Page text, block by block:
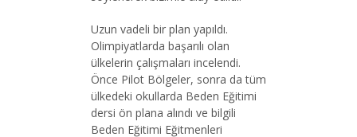
Uzun vadeli bir plan yapıldı.
Olimpiyatlarda başarılı olan
ülkelerin çalışmaları incelendi.
Önce Pilot Bölgeler, sonra da tüm
ülkedeki okullarda Beden Eğitimi
dersi ön plana alındı ve bilgili
Beden Eğitimi Eğitmenleri